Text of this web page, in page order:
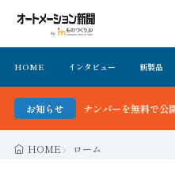
HOME インタビュー 新製品
お知らせ
料で公開中 詳細はこちら
HOME ローム